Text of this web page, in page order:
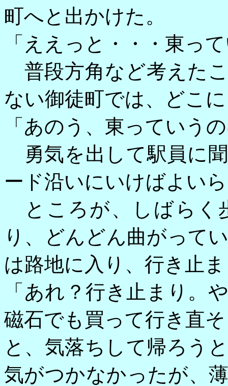
町へと出かけた。
「ええっと・・・東っ
普段方角など考えた
ない御徒町では、どこ
「あのう、東っていう
勇気を出して駅員に
ード沿いにいけばよい
ところが、しばらく
り、どんどん曲がって
は路地に入り、行き止
「あれ？行き止まり。
磁石でも買って行き直
と、気落ちして帰ろう
気がつかなかったが、